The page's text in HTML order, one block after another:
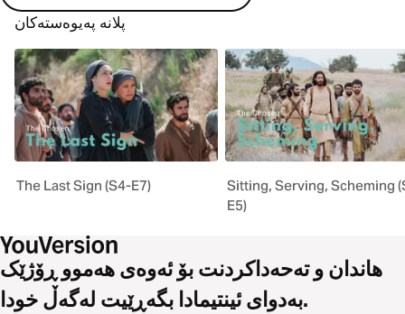
پلانە پەیوەستەکان
The Last Sign (S4-E7)
Sitting, Serving, Scheming
E5)
هاندان و تەحەداکردنت بۆ ئەوەی هەموو ڕۆژێک
بەدوای ئینتیمادا بگەڕێیت لەگەڵ خودا.